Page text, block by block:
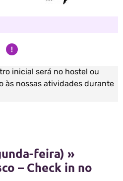
inicial será no hostel ou
às nossas atividades durante
feira) »
– Check in no